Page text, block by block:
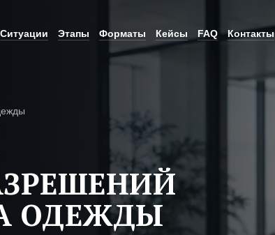
Ситуации Этапы Форматы Кейсы FAQ Контакты
ОДЕЖДЫ